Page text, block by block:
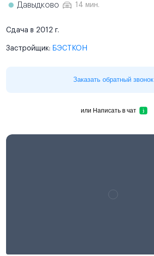
Давыдково 14 мин.
Сдача в 2012 г.
Застройщик: БЭСТКОН
Заказать обратный звонок
или Написать в чат